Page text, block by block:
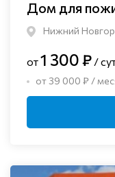
Дом для
Нижний
от1 300 ₽ /
от 39 000 ₽ /